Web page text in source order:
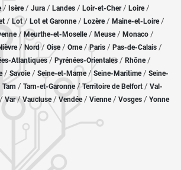
/ Isère/ Jura / Landes / Loir-et-Cher/ Loire/
/ Lot/ Lot et Garonne/ Lozère / Maine-et-Loire/
/ Meurthe-et-Moselle/ Meuse/ Monaco /
/ Nord/ Oise / Orne/Paris / Pas-de-Calais /
Atlantiques / Pyrénées-Orientales / Rhône/
/ Savoie/ Seine-et-Marne/ Seine-Maritime/ Seine-
Tarn / Tarn-et-Garonne/Territoire de Belfort / Val-
Var/Vaucluse/ Vendée/ Vienne/ Vosges / Yonne